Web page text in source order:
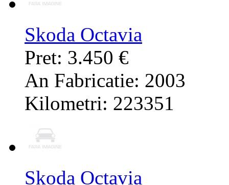
Skoda Octavia
Pret: 3.450 €
An Fabricatie: 2003
Kilometri: 223351
Skoda Octavia